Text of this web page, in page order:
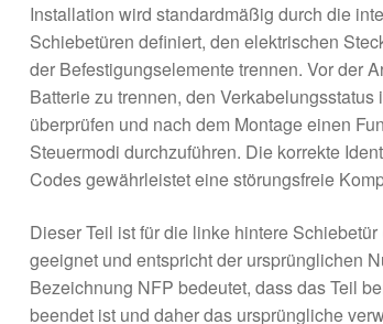
Installation wird standardmäßig durch die
Schiebetüren definiert, den elektrischen
der Befestigungselemente trennen. Vor der
Batterie zu trennen, den
überprüfen und nach dem Montage einen
Steuermodi durchzuführen. Die korrekte
Codes gewährleistet eine störungsfreie
Dieser Teil ist für die linke hintere
geeignet und entspricht der ursprünglichen
Bezeichnung NFP bedeutet, dass das Teil
beendet ist und daher das ursprüngliche